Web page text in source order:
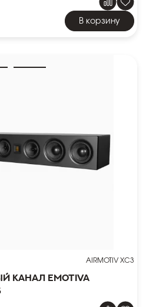
В корзину
AIRMOTIV XC3
канал Emotiva